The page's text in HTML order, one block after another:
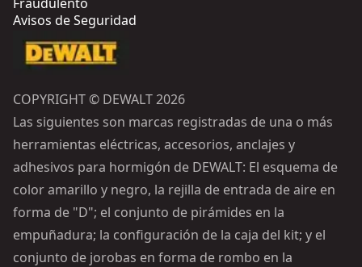
Avisos de Seguridad
COPYRIGHT © DEWALT 2026
Las siguientes son marcas registradas de una o más
herramientas eléctricas, accesorios, anclajes y
adhesivos para hormigón de DEWALT: El esquema de
color amarillo y negro, la rejilla de entrada de aire en
forma de "D"; el conjunto de pirámides en la
empuñadura; la configuración de la caja del kit; y el
conjunto de jorobas en forma de rombo en la